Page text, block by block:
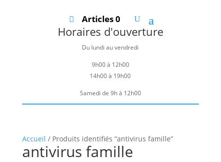
Articles 0
Horaires d'ouverture
Du lundi au vendredi
9h00 à 12h00
14h00 à 19h00
Samedi de 9h à 12h00
Accueil / Produits identifiés “antivirus famille”
antivirus famille